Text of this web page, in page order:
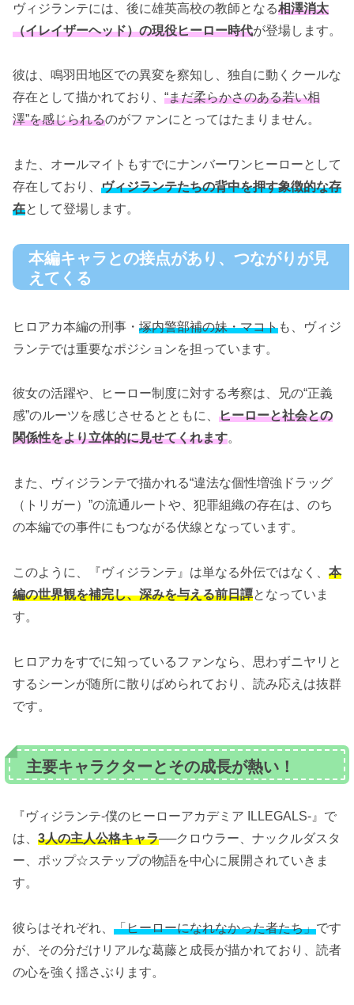
ヴィジランテには、後に雄英高校の教師となる相澤消太
（イレイザーヘッド）の現役ヒーロー時代が登場します。
彼は、鳴羽田地区での異変を察知し、独自に動くクールな
存在として描かれており、 “まだ柔らかさのある若い相
澤”を感じられるのがファンにとってはたまりません。
また、オールマイトもすでにナンバーワンヒーローとして
存在しており、 ヴィジランテたちの背中を押す象徴的な存
在として登場します。
本編キャラとの接点があり、つながりが見
えてくる
ヒロアカ本編の刑事・ 塚内警部補の妹・マコトも、ヴィジ
ランテでは重要なポジションを担っています。
彼女の活躍や、ヒーロー制度に対する考察は、兄の“正義
感”のルーツを感じさせるとともに、 ヒーローと社会との
関係性をより立体的に見せてくれます。
また、ヴィジランテで描かれる“違法な個性増強ドラッグ
（トリガー）”の流通ルートや、犯罪組織の存在は、のち
の本編での事件にもつながる伏線となっています。
このように、『ヴィジランテ』は単なる外伝ではなく、 本
編の世界観を補完し、深みを与える前日譚となっていま
す。
ヒロアカをすでに知っているファンなら、思わずニヤリと
するシーンが随所に散りばめられており、読み応えは抜群
です。
主要キャラクターとその成長が熱い！
『ヴィジランテ-僕のヒーローアカデミア ILLEGALS-』で
は、 3人の主人公格キャラ──クロウラー、ナックルダスタ
ー、ポップ☆ステップの物語を中心に展開されていきま
す。
彼らはそれぞれ、 「ヒーローになれなかった者たち」です
が、その分だけリアルな葛藤と成長が描かれており、読者
の心を強く揺さぶります。